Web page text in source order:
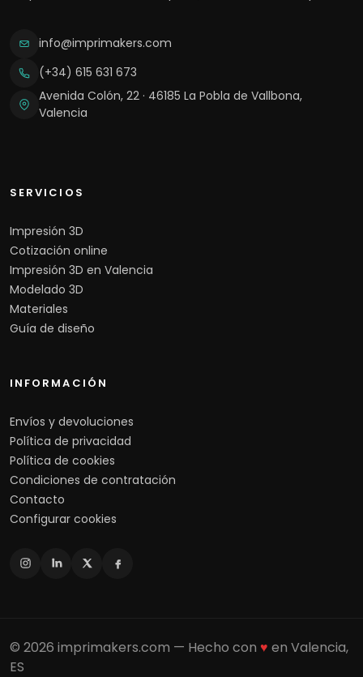
info@imprimakers.com
(+34) 615 631 673
Avenida Colón, 22 · 46185 La Pobla de Vallbona,
Valencia
SERVICIOS
Impresión 3D
Cotización online
Impresión 3D en Valencia
Modelado 3D
Materiales
Guía de diseño
INFORMACIÓN
Envíos y devoluciones
Política de privacidad
Política de cookies
Condiciones de contratación
Contacto
Configurar cookies
© 2026 imprimakers.com — Hecho con ♥ en Valencia,
ES